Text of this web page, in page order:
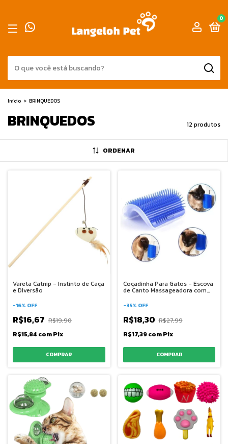
0
Início > BRINQUEDOS
BRINQUEDOS 12 produtos
ORDENAR
Vareta Catnip - Instinto de Caça
e Diversão
-16% OFF
R$16,67 R$19,90
R$15,84 comPix
Coçadinha Para Gatos - Escova
de Canto Massageadora com
-35% OFF
R$18,30 R$27,99
R$17,39comPix